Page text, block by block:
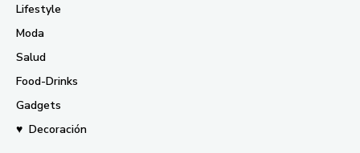
Lifestyle
Moda
Salud
Food-Drinks
Gadgets
♥ Decoración